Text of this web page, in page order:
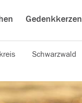
Gedenkkerzen
Schwarzwald